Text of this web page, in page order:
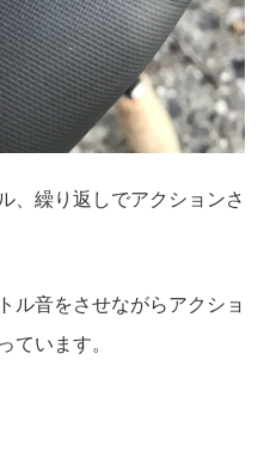
、繰り返しでアクションさ
ル音をさせながらアクショ
ています。